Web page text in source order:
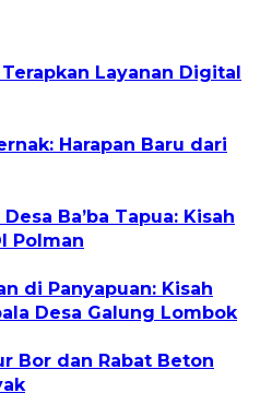
Layanan Digital
Harapan Baru dari
Ba’ba Tapua: Kisah
Polman
di Panyapuan: Kisah
Desa Galung Lombok
Bor dan Rabat Beton